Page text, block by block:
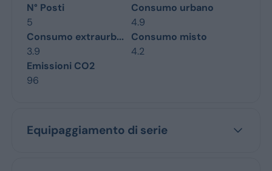
N° Posti
5
Consumo urbano
4.9
Consumo extraurb...
3.9
Consumo misto
4.2
Emissioni CO2
96
Equipaggiamento di serie